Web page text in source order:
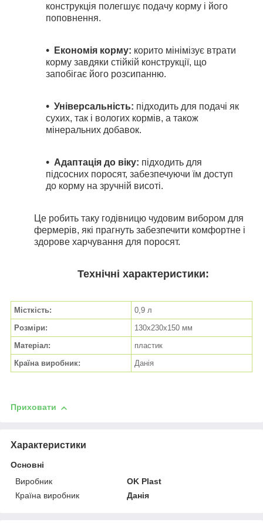
конструкція полегшує подачу корму і його
поповнення.
Економія корму: корито мінімізує втрати
корму завдяки стійкій конструкції, що
запобігає його розсипанню.
Універсальність: підходить для подачі як
сухих, так і вологих кормів, а також
мінеральних добавок.
Адаптація до віку: підходить для
підсосних поросят, забезпечуючи їм доступ
до корму на зручній висоті.
Це робить таку годівницю чудовим вибором для
фермерів, які прагнуть забезпечити комфортне і
здорове харчування для поросят.
Технічні характеристики:
Місткість:
0,9 л
Розміри:
130х230х150 мм
Матеріал:
пластик
Країна виробник:
Данія
Приховати
Характеристики
Основні
Виробник
OK Plast
Країна виробник
Данія